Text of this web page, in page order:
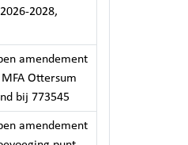
2028,
amendement
Ottersum
bij 773545
amendement